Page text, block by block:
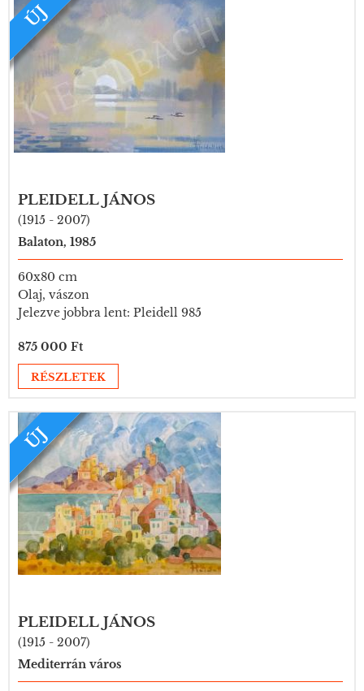
ÚJ
PLEIDELL JÁNOS
(1915 - 2007)
Balaton, 1985
60x80 cm
Olaj, vászon
Jelezve jobbra lent: Pleidell 985
875 000 Ft
RÉSZLETEK
ÚJ
PLEIDELL JÁNOS
(1915 - 2007)
Mediterrán város